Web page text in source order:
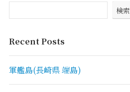
検索
Recent Posts
軍艦島(長崎県 端島)